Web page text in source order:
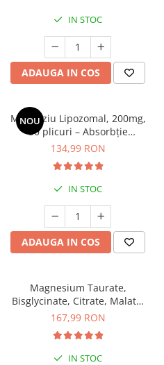
Electroliti
Produse Apicole
Cacao
IN STOC
ADAUGA IN COS
NOU
Magneziu Lipozomal, 200mg,
30 plicuri – Absorbție
Superioară pentru Sistem
134,99 RON
IN STOC
ADAUGA IN COS
Magnesium Taurate,
Bisglycinate, Citrate, Malate,
Oxide (120 capsule), Neutrient
167,99 RON
IN STOC